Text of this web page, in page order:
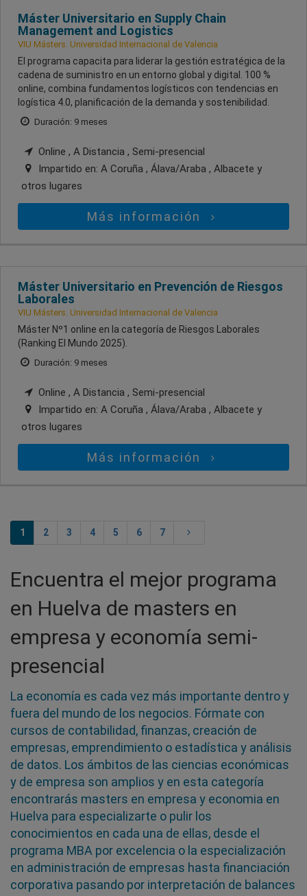
Máster Universitario en Supply Chain
Management and Logistics
VIU Másters. Universidad Internacional de Valencia
El programa capacita para liderar la gestión estratégica de la
cadena de suministro en un entorno global y digital. 100 %
online, combina fundamentos logísticos con tendencias en
logística 4.0, planificación de la demanda y sostenibilidad.
Duración: 9 meses
Online , A Distancia , Semi-presencial
Impartido en: A Coruña , Álava/Araba , Albacete y
otros lugares
Más información
Máster Universitario en Prevención de Riesgos
Laborales
VIU Másters. Universidad Internacional de Valencia
Máster Nº1 online en la categoría de Riesgos Laborales
(Ranking El Mundo 2025).
Duración: 9 meses
Online , A Distancia , Semi-presencial
Impartido en: A Coruña , Álava/Araba , Albacete y
otros lugares
Más información
1 2 3 4 5 6 7
Encuentra el mejor programa
en Huelva de masters en
empresa y economía semi-
presencial
La economía es cada vez más importante dentro y
fuera del mundo de los negocios. Fórmate con
cursos de contabilidad, finanzas, creación de
empresas, emprendimiento o estadística y análisis
de datos. Los ámbitos de las ciencias económicas
y de empresa son amplios y en esta categoría
encontrarás masters en empresa y economia en
Huelva para especializarte o pulir los
conocimientos en cada una de ellas, desde el
programa MBA por excelencia o la especialización
en administración de empresas hasta financiación
corporativa pasando por interpretación de balances